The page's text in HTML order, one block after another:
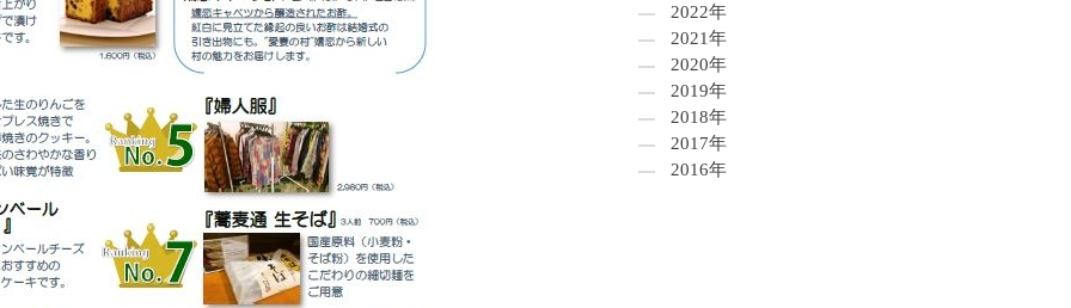
2022年
2021年
2020年
2019年
2018年
2017年
2016年